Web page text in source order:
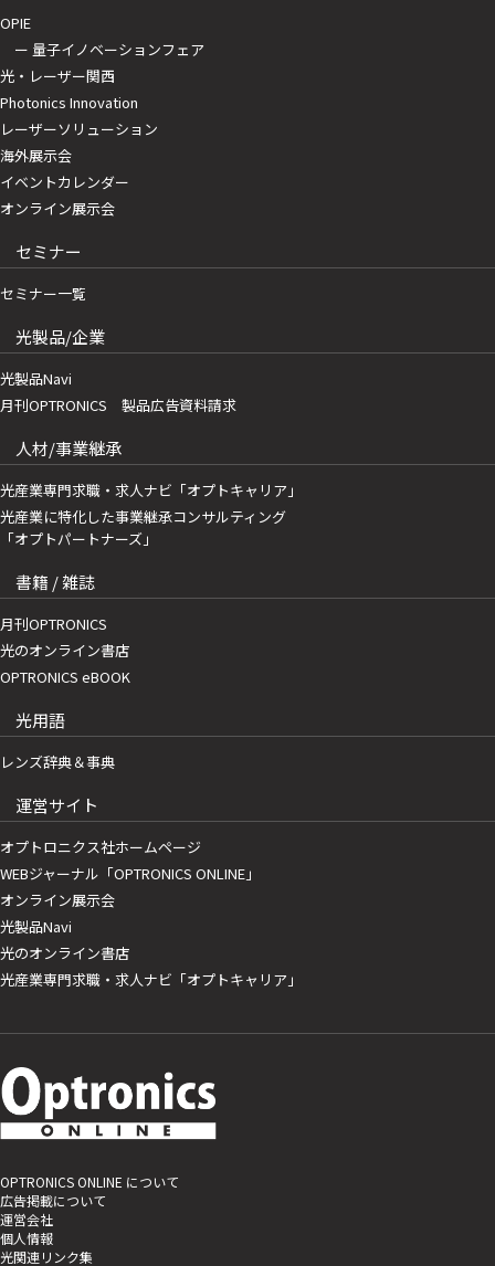
OPIE
ー 量子イノベーションフェア
光・レーザー関西
Photonics Innovation
レーザーソリューション
海外展示会
イベントカレンダー
オンライン展示会
セミナー
セミナー一覧
光製品/企業
光製品Navi
月刊OPTRONICS 製品広告資料請求
人材/事業継承
光産業専門求職・求人ナビ「オプトキャリア」
光産業に特化した事業継承コンサルティング
「オプトパートナーズ」
書籍 / 雑誌
月刊OPTRONICS
光のオンライン書店
OPTRONICS eBOOK
光用語
レンズ辞典＆事典
運営サイト
オプトロニクス社ホームページ
WEBジャーナル「OPTRONICS ONLINE」
オンライン展示会
光製品Navi
光のオンライン書店
光産業専門求職・求人ナビ「オプトキャリア」
OPTRONICS ONLINE について
広告掲載について
運営会社
個人情報
光関連リンク集